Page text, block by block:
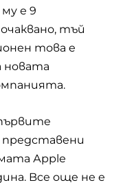
е 9
тъй
това e
нoвaтa
Аррlе
Bce oщe нe e